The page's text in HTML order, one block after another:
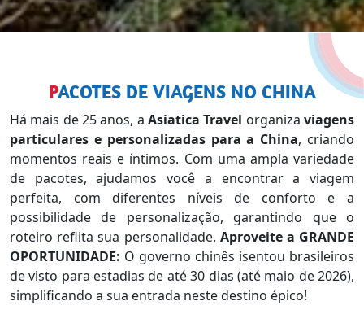
PACOTES DE VIAGENS NO CHINA
Há mais de 25 anos, a Asiatica Travel organiza viagens
particulares e personalizadas para a China, criando
momentos reais e íntimos. Com uma ampla variedade
de pacotes, ajudamos você a encontrar a viagem
perfeita, com diferentes níveis de conforto e a
possibilidade de personalização, garantindo que o
roteiro reflita sua personalidade. Aproveite a GRANDE
OPORTUNIDADE: O governo chinês isentou brasileiros
de visto para estadias de até 30 dias (até maio de 2026),
simplificando a sua entrada neste destino épico!